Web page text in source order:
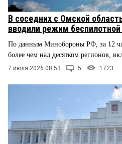
В соседних с Омской
вводили режим беспилотной
По данным Минобороны РФ, за 12
более чем над десятком регионов,
7 июля 2026 08:53 5 1723